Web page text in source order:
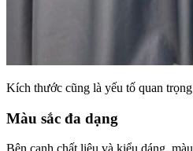
Kích thước cũng là yếu tố quan
Màu sắc đa dạng